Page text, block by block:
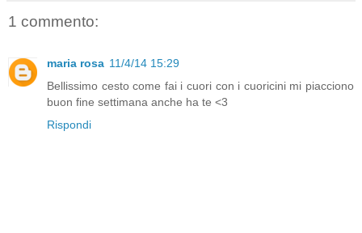
1 commento:
maria rosa 11/4/14 15:29
Bellissimo cesto come fai i cuori con i cuoricini mi piacciono
buon fine settimana anche ha te <3
Rispondi